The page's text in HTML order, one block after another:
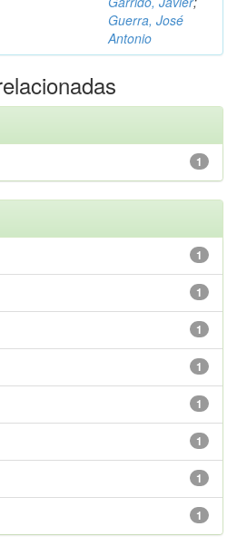
Guerra, José
Antonio
1
1
1
1
1
1
1
1
1